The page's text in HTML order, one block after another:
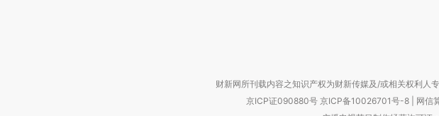
财新网所刊载内容之知识产权为财新传媒及/或相关权利人
京ICP证090880号 京ICP备10026701号-8 网信